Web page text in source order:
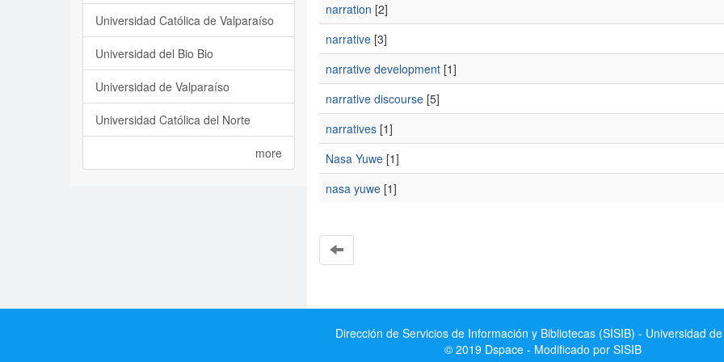
narration [2]
narrative[3]
narrative development[1]
narrative discourse[5]
narratives[1]
Nasa Yuwe[1]
nasa yuwe[1]
Universidad Católica de Valparaíso
Universidad del Bio Bio
Universidad de Valparaíso
Universidad Católica del Norte
more
Dirección de Servicios de Información y Bibliotecas (SISIB) - Universidad
© 2019 Dspace - Modificado por SISIB